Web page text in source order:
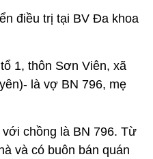
điều trị tại BV Đa khoa
1, thôn Sơn Viên, xã
là vợ BN 796, mẹ
chồng là BN 796. Từ
và có buôn bán quán